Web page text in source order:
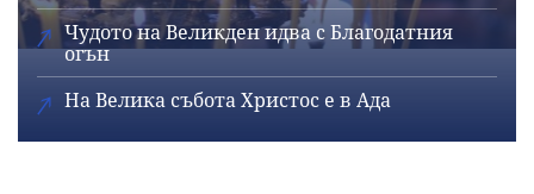
Чудото на Великден идва с Благодатния
огън
На Велика събота Христос е в Ада